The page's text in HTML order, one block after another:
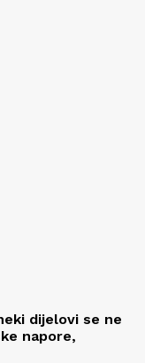
dijelovi se ne
napore,